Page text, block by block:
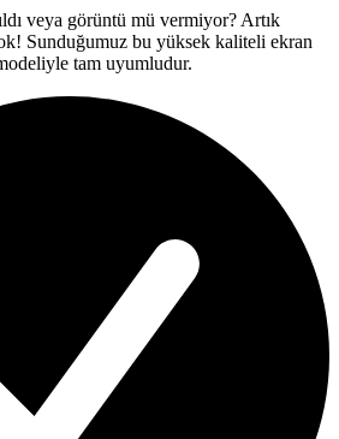
veya görüntü mü vermiyor? Artık
Sunduğumuz bu yüksek kaliteli ekran
tam uyumludur.